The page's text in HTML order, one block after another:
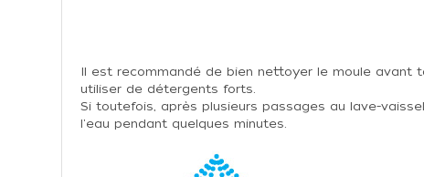
Il est recommandé de bien nettoyer le moule avant
utiliser de détergents forts.
Si toutefois, après plusieurs passages au lave-
l'eau pendant quelques minutes.